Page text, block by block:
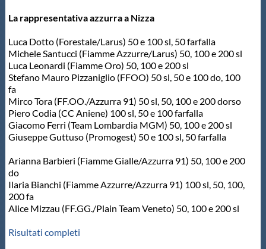
Qualità
Sostenibilità
Privacy
Cookie Policy
Archivio News
Flash News
Galleria fotografica
La rappresentativa azzurra a Nizza
Luca Dotto (Forestale/Larus) 50 e 100 sl, 50 farfalla
Michele Santucci (Fiamme Azzurre/Larus) 50, 100 e 200 sl
Luca Leonardi (Fiamme Oro) 50, 100 e 200 sl
Stefano Mauro Pizzaniglio (FFOO) 50 sl, 50 e 100 do, 100
fa
Mirco Tora (FF.OO./Azzurra 91) 50 sl, 50, 100 e 200 dorso
Piero Codia (CC Aniene) 100 sl, 50 e 100 farfalla
Giacomo Ferri (Team Lombardia MGM) 50, 100 e 200 sl
Giuseppe Guttuso (Promogest) 50 e 100 sl, 50 farfalla
Arianna Barbieri (Fiamme Gialle/Azzurra 91) 50, 100 e 200
do
Ilaria Bianchi (Fiamme Azzurre/Azzurra 91) 100 sl, 50, 100,
200 fa
Alice Mizzau (FF.GG./Plain Team Veneto) 50, 100 e 200 sl
Risultati completi